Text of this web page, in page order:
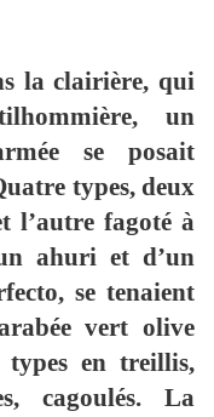
la clairière, qui
un
se posait
types, deux
l’autre fagoté à
ahuri et d’un
se tenaient
vert olive
types en treillis,
cagoulés. La